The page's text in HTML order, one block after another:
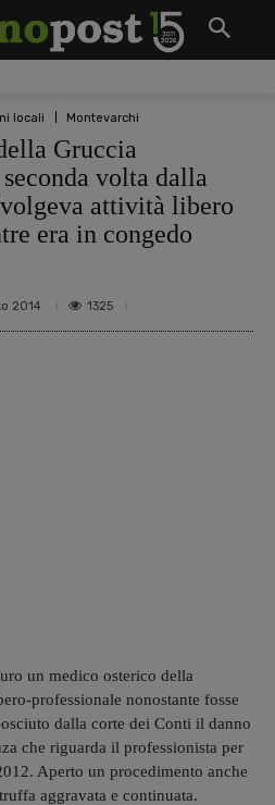
locali Montevarchi
Gruccia
volta dalla
attività libero
era in congedo
2014 1325
un medico osterico della
professionale nonostante fosse
dalla corte dei Conti il danno
che riguarda il professionista per
Aperto un procedimento anche
aggravata e continuata.